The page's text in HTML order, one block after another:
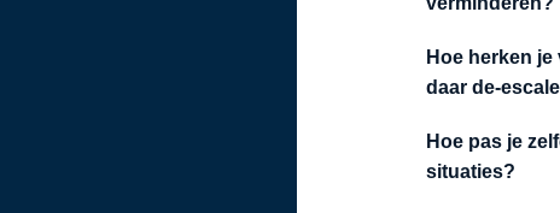
Hoe herken
daar de-
Hoe pas je
situaties?